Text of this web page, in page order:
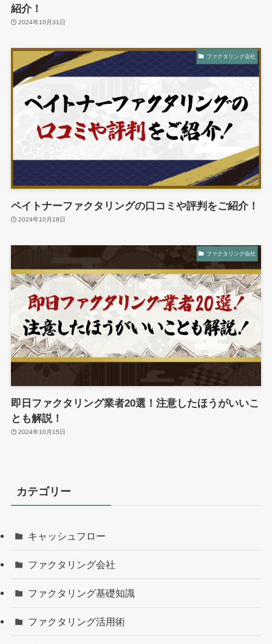
紹介！
2024年10月31日
ファクタリング会社
ペイトナーファクタリングの口コミや評判をご紹介！
2024年10月18日
ファクタリング会社
即日ファクタリング業者20選！注意したほうがいいこ
とも解説！
2024年10月15日
カテゴリー
キャッシュフロー
ファクタリング会社
ファクタリング基礎知識
ファクタリング活用術